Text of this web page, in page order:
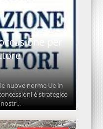
per
nuove norme Ue in
è strategico